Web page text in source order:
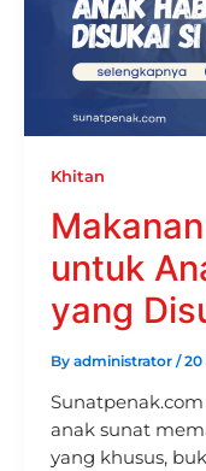
Khitan
untuk
yang
By administrator /20
anak sunat
yang khusus,